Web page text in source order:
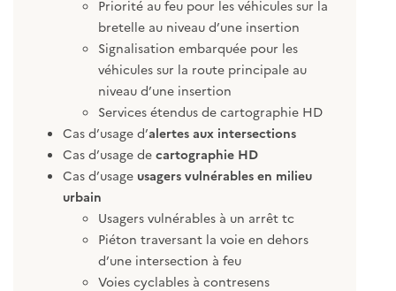
Priorité au feu pour les véhicules sur la
bretelle au niveau d’une insertion
Signalisation embarquée pour les
véhicules sur la route principale au
niveau d’une insertion
Services étendus de cartographie HD
Cas d’usage d’alertes aux intersections
Cas d’usage de cartographie HD
Cas d’usage usagers vulnérables en milieu
urbain
Usagers vulnérables à un arrêt tc
Piéton traversant la voie en dehors
d’une intersection à feu
Voies cyclables à contresens